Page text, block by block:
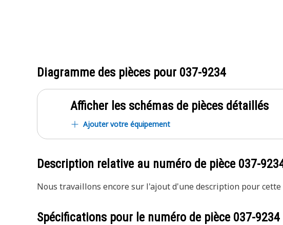
Diagramme des pièces pour 037-9234
Afficher les schémas de pièces détaillés
Ajouter votre équipement
Description relative au numéro de pièce 037-
Nous travaillons encore sur l'ajout d'une description pour cette
Spécifications pour le numéro de pièce 037-9234